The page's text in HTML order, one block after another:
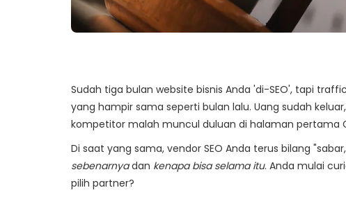
Sudah tiga bulan website bisnis Anda 'di-SEO', tapi
yang hampir sama seperti bulan lalu. Uang sudah
kompetitor malah muncul duluan di halaman pertama
Di saat yang sama, vendor SEO Anda terus bilang
sebenarnyadan kenapa bisa selama itu. Anda mulai
pilih partner?